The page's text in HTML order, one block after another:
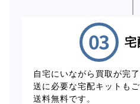
宅
自宅にいながら買取が完
送に必要な宅配キットも
送料無料です。